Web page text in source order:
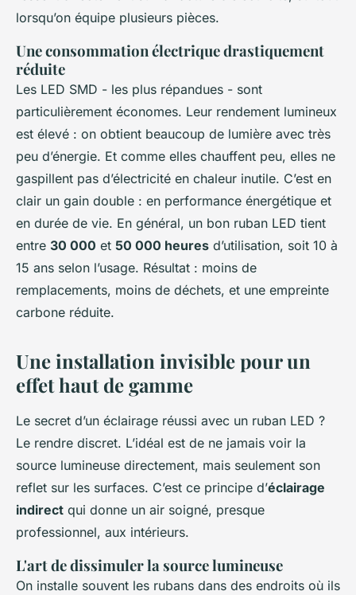
lorsqu’on équipe plusieurs pièces.
Une consommation électrique drastiquement
réduite
Les LED SMD - les plus répandues - sont
particulièrement économes. Leur rendement lumineux
est élevé : on obtient beaucoup de lumière avec très
peu d’énergie. Et comme elles chauffent peu, elles ne
gaspillent pas d’électricité en chaleur inutile. C’est en
clair un gain double : en performance énergétique et
en durée de vie. En général, un bon ruban LED tient
entre 30 000 et 50 000 heures d’utilisation, soit 10 à
15 ans selon l’usage. Résultat : moins de
remplacements, moins de déchets, et une empreinte
carbone réduite.
Une installation invisible pour un
effet haut de gamme
Le secret d’un éclairage réussi avec un ruban LED ?
Le rendre discret. L’idéal est de ne jamais voir la
source lumineuse directement, mais seulement son
reflet sur les surfaces. C’est ce principe d’éclairage
indirect qui donne un air soigné, presque
professionnel, aux intérieurs.
L'art de dissimuler la source lumineuse
On installe souvent les rubans dans des endroits où ils